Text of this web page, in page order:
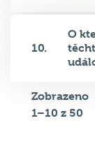
10.
O
Zobrazeno
1–10 z 50